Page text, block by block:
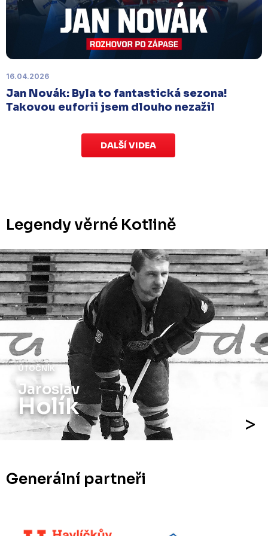
Labem, které se mělo původně odehrát 15.
listopadu, bylo z důvodu marodky Slovanu
. Kluby se domluvily na náhradním
termínu, Bruslaři se s Ústím nad Labem utkají doma
v Kotlině ve středu 26. listopadu od 18:00.
16.04.2026
Jan Novák: Byla to fantastická sezona!
Takovou euforii jsem dlouho nezažil
DALŠÍ VIDEA
Legendy věrné Kotlině
ÚTOČNÍK
Jaroslav
Holík
Generální partneři